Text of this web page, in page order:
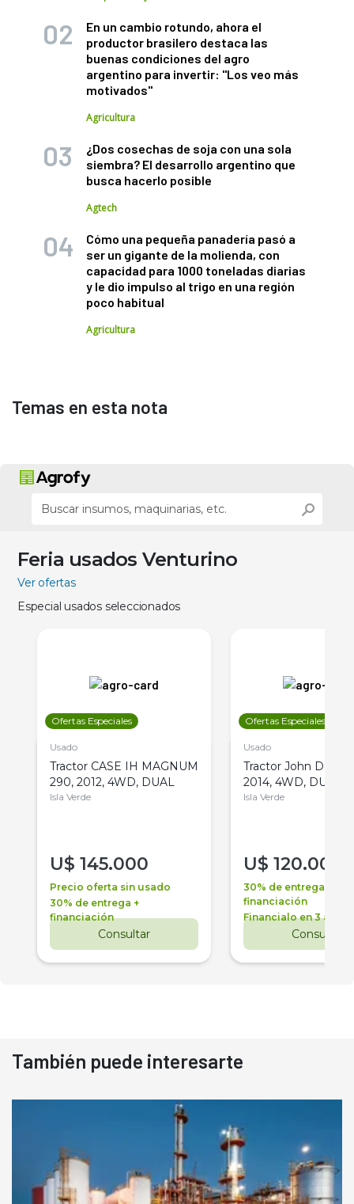
En un cambio rotundo, ahora el
productor brasilero destaca las
buenas condiciones del agro
argentino para invertir: "Los veo más
motivados"
Agricultura
¿Dos cosechas de soja con una sola
siembra? El desarrollo argentino que
busca hacerlo posible
Agtech
Cómo una pequeña panadería pasó a
ser un gigante de la molienda, con
capacidad para 1000 toneladas diarias
y le dio impulso al trigo en una región
poco habitual
Agricultura
Temas en esta nota
Feria usados Venturino
Ver ofertas
Especial usados seleccionados
Ofertas Especiales
Usado
Tractor CASE IH MAGNUM
290, 2012, 4WD, DUAL
Isla Verde
U$ 145.000
Precio oferta sin usado
30% de entrega +
financiación
Consultar
Ofertas Especiales
Usado
Tractor John Deere
2014, 4WD, DUAL
Isla Verde
U$ 120.000
30% de entrega +
financiación
Financialo en 3 años
Consultar
También puede interesarte